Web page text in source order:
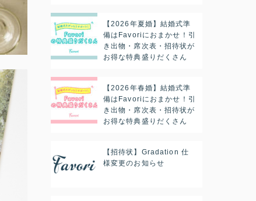
【2026年夏婚】結婚式準
備はFavoriにおまかせ！引
き出物・席次表・招待状が
お得な特典盛りだくさん
【2026年春婚】結婚式準
備はFavoriにおまかせ！引
き出物・席次表・招待状が
お得な特典盛りだくさん
【招待状】Gradation 仕
様変更のお知らせ